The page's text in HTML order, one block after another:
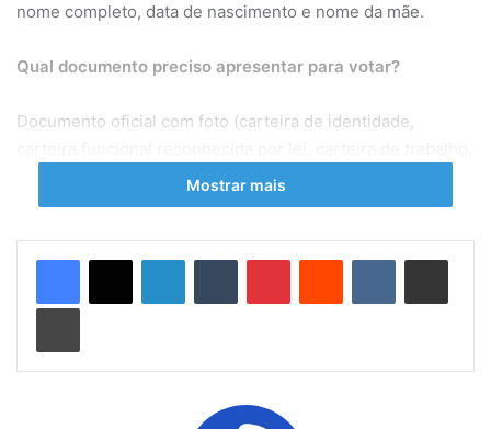
nome completo, data de nascimento e nome da mãe.
Qual documento preciso apresentar para votar?
Documento oficial com foto (carteira de identidade,
carteira de motorista, passaporte ou certificado de
reservista), sendo facultativa a apresentação do título
eletrônicas com biometria – em Niterói e Búzios. Em
Vassouras, Arraial do Cabo, Trajano de Moraes, Miracema
Mostrar mais